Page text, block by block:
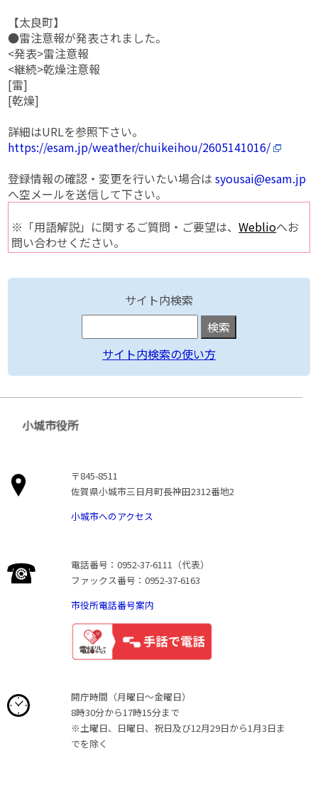
【太良町】
●雷注意報が発表されました。
<発表>雷注意報
<継続>乾燥注意報
[雷]
[乾燥]
詳細はURLを参照下さい。
https://esam.jp/weather/chuikeihou/2605141016/
登録情報の確認・変更を行いたい場合はsyousai@esam.jp
へ空メールを送信して下さい。
※「用語解説」に関するご質問・ご要望は、Weblioへお
問い合わせください。
サイト内検索
サイト内検索の使い方
小城市役所
〒845-8511
佐賀県小城市三日月町長神田2312番地2
小城市へのアクセス
電話番号：0952-37-6111（代表）
ファックス番号：0952-37-6163
市役所電話番号案内
開庁時間（月曜日〜金曜日）
8時30分から17時15分まで
※土曜日、日曜日、祝日及び12月29日から1月3日ま
でを除く